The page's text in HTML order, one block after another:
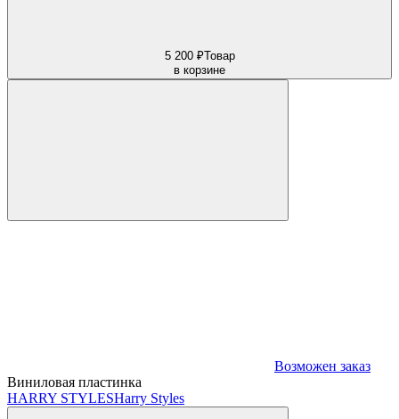
5 200 ₽Товар
в корзине
Возможен заказ
Виниловая пластинка
HARRY STYLESHarry Styles